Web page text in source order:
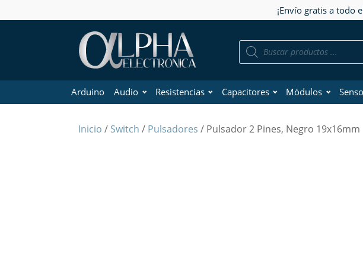
¡Envío gratis a todo
Búsqueda
Arduino Audio Resistencias Capacitores Módulos
Inicio / Switch / Pulsadores / Pulsador 2 Pines, Negro 19x16mm